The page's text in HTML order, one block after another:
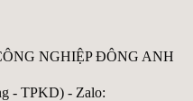
NGHIỆP ĐÔNG ANH
- TPKD) - Zalo: